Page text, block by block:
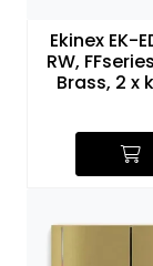
Ekinex EK-
RW,
Brass, 2 x